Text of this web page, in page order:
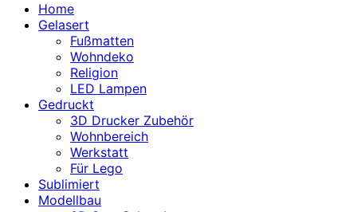
Home
Gelasert
Fußmatten
Wohndeko
Religion
LED Lampen
Gedruckt
3D Drucker Zubehör
Wohnbereich
Werkstatt
Für Lego
Sublimiert
Modellbau